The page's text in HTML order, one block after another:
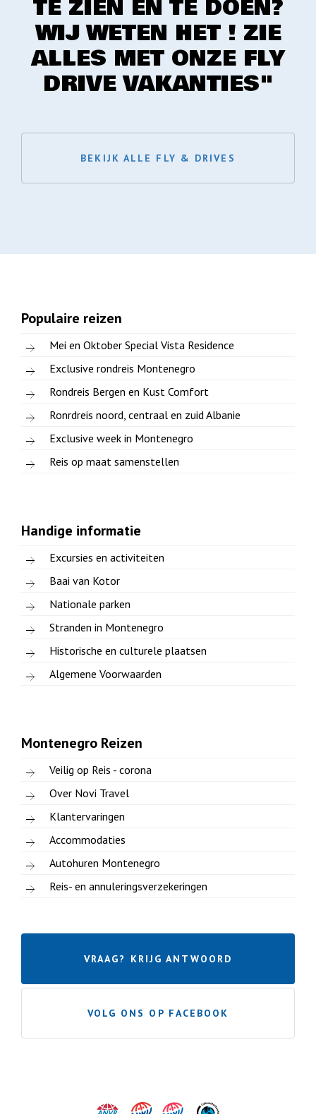
TE ZIEN EN TE DOEN?
WIJ WETEN HET ! ZIE
ALLES MET ONZE FLY
DRIVE VAKANTIES"
BEKIJK ALLE FLY & DRIVES
Populaire reizen
Mei en Oktober Special Vista Residence
Exclusive rondreis Montenegro
Rondreis Bergen en Kust Comfort
Ronrdreis noord, centraal en zuid Albanie
Exclusive week in Montenegro
Reis op maat samenstellen
Handige informatie
Excursies en activiteiten
Baai van Kotor
Nationale parken
Stranden in Montenegro
Historische en culturele plaatsen
Algemene Voorwaarden
Montenegro Reizen
Veilig op Reis - corona
Over Novi Travel
Klantervaringen
Accommodaties
Autohuren Montenegro
Reis- en annuleringsverzekeringen
VRAAG? KRIJG ANTWOORD
VOLG ONS OP FACEBOOK